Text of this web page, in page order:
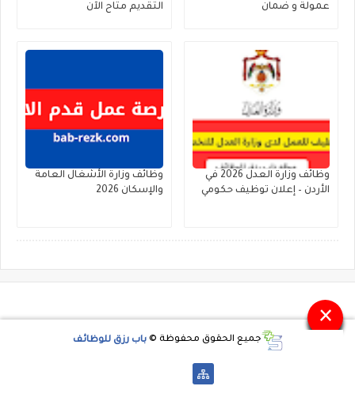
عمولة و ضمان
التقديم متاح الآن
وظائف وزارة العدل 2026 في
الأردن – إعلان توظيف حكومي
وظائف وزارة الأشغال العامة
والإسكان 2026
×
جميع الحقوق محفوظة © باب رزق للوظائف